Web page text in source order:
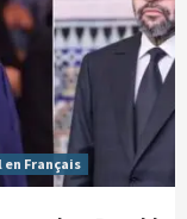
en Français